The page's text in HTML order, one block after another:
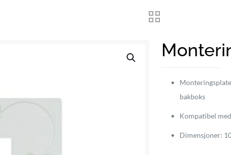
bakboks
Kompatibel
Dimensjoner: